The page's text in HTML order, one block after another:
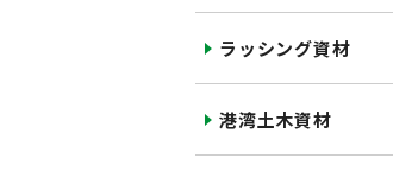
ラッシング資材
港湾土木資材